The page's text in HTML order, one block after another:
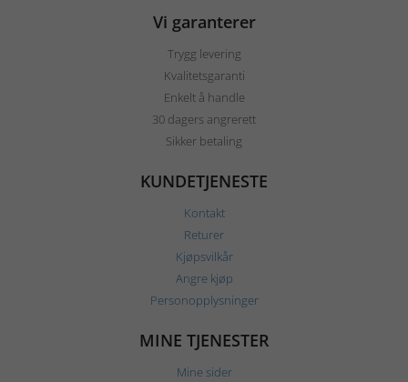
Vi garanterer
Trygg levering
Kvalitetsgaranti
Enkelt å handle
30 dagers angrerett
Sikker betaling
KUNDETJENESTE
Kontakt
Returer
Kjøpsvilkår
Angre kjøp
Personopplysninger
MINE TJENESTER
Mine sider